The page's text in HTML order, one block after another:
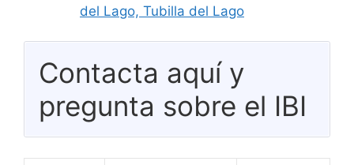
del Lago, Tubilla del Lago
Contacta aquí y
pregunta sobre el IBI